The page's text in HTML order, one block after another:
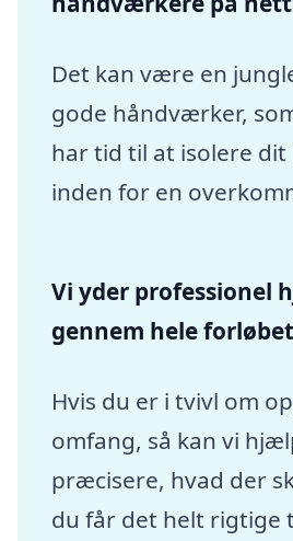
Det kan være en
gode håndværker,
har tid til at isolere dit
inden for en
Vi yder professionel
gennem hele forløbet
Hvis du er i tvivl om
omfang, så kan vi
præcisere, hvad der
du får det helt rigtige